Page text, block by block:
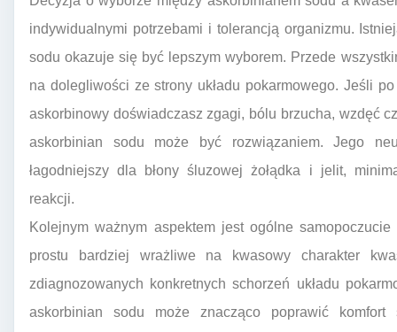
indywidualnymi potrzebami i tolerancją organizmu.
sodu okazuje się być lepszym wyborem. Przede
na dolegliwości ze strony układu pokarmowego. Jeśli
askorbinowy doświadczasz zgagi, bólu brzucha, wzdęć
askorbinian sodu może być rozwiązaniem. Jego
łagodniejszy dla błony śluzowej żołądka i jelit,
reakcji.
Kolejnym ważnym aspektem jest ogólne
prostu bardziej wrażliwe na kwasowy charakter
zdiagnozowanych konkretnych schorzeń układu
askorbinian sodu może znacząco poprawić